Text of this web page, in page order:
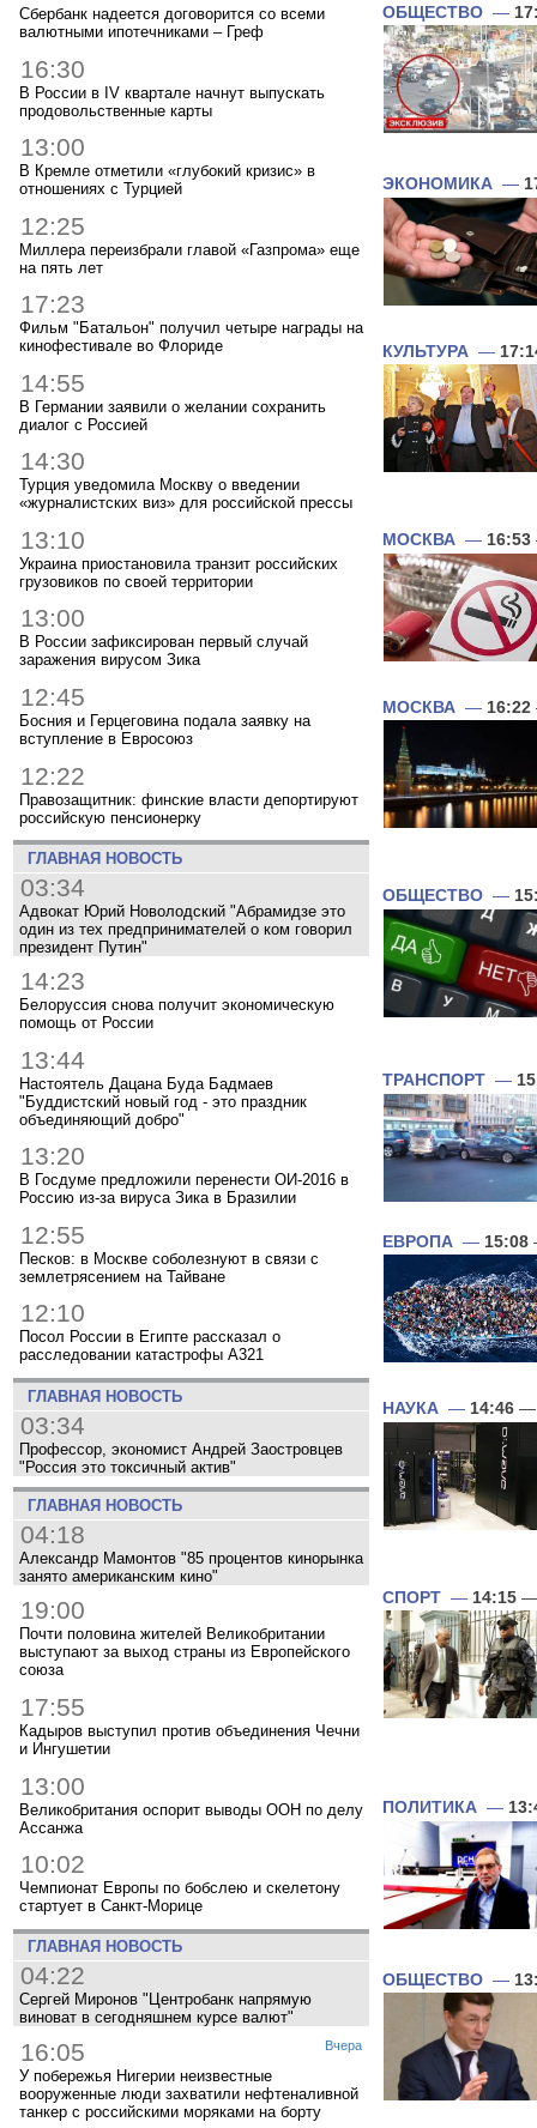
Сбербанк надеется договорится со всеми
валютными ипотечниками – Греф
16:30
В России в IV квартале начнут выпускать
продовольственные карты
13:00
В Кремле отметили «глубокий кризис» в
отношениях с Турцией
12:25
Миллера переизбрали главой «Газпрома» еще
на пять лет
17:23
Фильм "Батальон" получил четыре награды на
кинофестивале во Флориде
14:55
В Германии заявили о желании сохранить
диалог с Россией
14:30
Турция уведомила Москву о введении
«журналистских виз» для российской прессы
13:10
Украина приостановила транзит российских
грузовиков по своей территории
13:00
В России зафиксирован первый случай
заражения вирусом Зика
12:45
Босния и Герцеговина подала заявку на
вступление в Евросоюз
12:22
Правозащитник: финские власти депортируют
российскую пенсионерку
ГЛАВНАЯ НОВОСТЬ
03:34
Адвокат Юрий Новолодский "Абрамидзе это
один из тех предпринимателей о ком говорил
президент Путин"
14:23
Белоруссия снова получит экономическую
помощь от России
13:44
Настоятель Дацана Буда Бадмаев
"Буддистский новый год - это праздник
объединяющий добро"
13:20
В Госдуме предложили перенести ОИ-2016 в
Россию из-за вируса Зика в Бразилии
12:55
Песков: в Москве соболезнуют в связи с
землетрясением на Тайване
12:10
Посол России в Египте рассказал о
расследовании катастрофы A321
ГЛАВНАЯ НОВОСТЬ
03:34
Профессор, экономист Андрей Заостровцев
"Россия это токсичный актив"
ГЛАВНАЯ НОВОСТЬ
04:18
Александр Мамонтов "85 процентов кинорынка
занято американским кино"
19:00
Почти половина жителей Великобритании
выступают за выход страны из Европейского
союза
17:55
Кадыров выступил против объединения Чечни
и Ингушетии
13:00
Великобритания оспорит выводы ООН по делу
Ассанжа
10:02
Чемпионат Европы по бобслею и скелетону
стартует в Санкт-Морице
ГЛАВНАЯ НОВОСТЬ
04:22
Сергей Миронов "Центробанк напрямую
виноват в сегодняшнем курсе валют"
Вчера
16:05
У побережья Нигерии неизвестные
вооруженные люди захватили нефтеналивной
танкер с российскими моряками на борту
ОБЩЕСТВО —
ЭКОНОМИКА —
КУЛЬТУРА —
МОСКВА — 16:53
МОСКВА — 16:22
ОБЩЕСТВО —
ТРАНСПОРТ —
ЕВРОПА — 15:08
НАУКА — 14:46 —
СПОРТ — 14:15 —
ПОЛИТИКА —
ОБЩЕСТВО —